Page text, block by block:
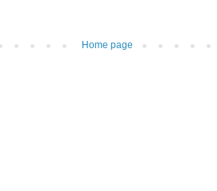
Home page